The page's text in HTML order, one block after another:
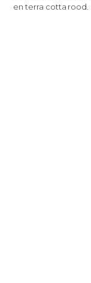
en terra cotta rood.